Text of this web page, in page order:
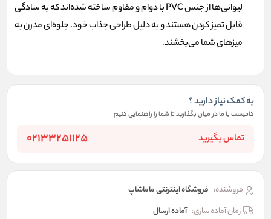
لیوانی‌ها از جنس PVC با دوام و مقاوم ساخته شده‌اند که به سادگی
قابل تمیز کردن هستند و به دلیل طراحی جذاب خود، جلوه‌ای مدرن به
میزهای شما می‌بخشند.
به کمک نیاز دارید ؟
کافیست با ما در میان بگذارید تا شما را راهنمایی کنیم
تماس بگیرید 02133251125
فروشنده: فروشگاه اینترنتی ماماشاپ
زمان آماده سازی: آماده ارسال